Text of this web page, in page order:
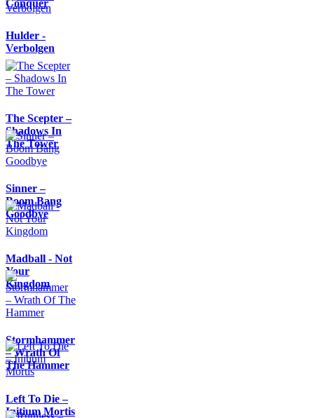
Conquer
Hulder -
Verbolgen
The Scepter –
Shadows In
The Tower
Sinner –
Boom Bang
Goodbye
Madball - Not
Your
Kingdom
Stormhammer
– Wrath Of
The Hammer
Left To Die –
Initium Mortis